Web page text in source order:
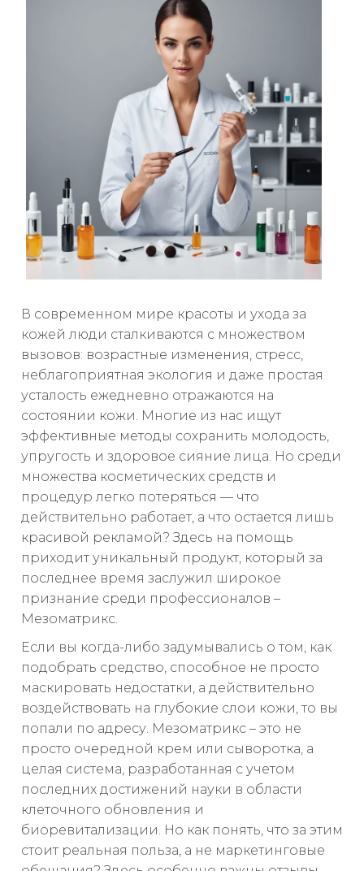
В современном мире красоты и ухода за
кожей люди сталкиваются с множеством
вызовов: возрастные изменения, стресс,
неблагоприятная экология и даже простая
усталость ежедневно отражаются на
состоянии кожи. Многие из нас ищут
эффективные методы сохранить молодость,
упругость и здоровое сияние лица. Но среди
множества косметических средств и
процедур легко потеряться — что
действительно работает, а что остается лишь
красивой рекламой? Здесь на помощь
приходит уникальный продукт, который за
последнее время заслужил широкое
признание среди профессионалов –
Мезоматрикс.
Если вы когда-либо задумывались о том, как
подобрать средство, способное не просто
маскировать недостатки, а действительно
воздействовать на глубокие слои кожи, то вы
попали по адресу. Мезоматрикс – это не
просто очередной крем или сыворотка, а
целая система, разработанная с учетом
последних достижений науки в области
клеточного обновления и
биоревитализации. Но как понять, что за этим
стоит реальная польза, а не маркетинговые